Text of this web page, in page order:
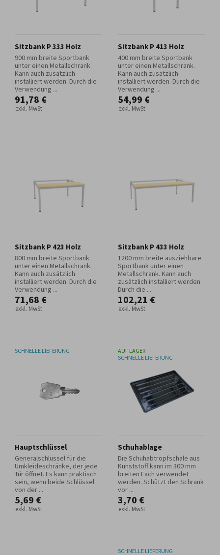
Sitzbank P 333 Holz
900 mm breite Sportbank
unter einen Metallschrank.
Kann auch zusätzlich
installiert werden. Durch die
Verwendung ...
91,78 €
exkl. MwSt
Sitzbank P 413 Holz
400 mm breite Sportbank
unter einen Metallschrank.
Kann auch zusätzlich
installiert werden. Durch die
Verwendung ...
54,99 €
exkl. MwSt
Sitzbank P 423 Holz
800 mm breite Sportbank
unter einen Metallschrank.
Kann auch zusätzlich
installiert werden. Durch die
Verwendung ...
71,68 €
exkl. MwSt
Sitzbank P 433 Holz
1200 mm breite ausziehbare
Sportbank unter einen
Metallschrank. Kann auch
zusätzlich installiert werden.
Durch die ...
102,21 €
exkl. MwSt
SCHNELLE LIEFERUNG
Hauptschlüssel
Generalschlüssel für die
Umkleideschränke, der jede
Tür öffnet. Es kann praktisch
sein, wenn beide Schlüssel
von der ...
5,69 €
exkl. MwSt
AUF LAGER
SCHNELLE LIEFERUNG
Schuhablage
Die Schuhabtropfschale aus
Kunststoff kann im 300 mm
breiten Fach verwendet
werden. Schützt den Schrank
vor ...
3,70 €
exkl. MwSt
SCHNELLE LIEFERUNG